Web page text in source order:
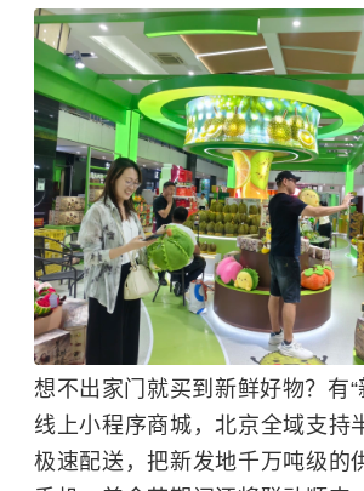
想不出家门就买到新鲜好物？有“
线上小程序商城，北京全域支持
极速配送，把新发地千万吨级的